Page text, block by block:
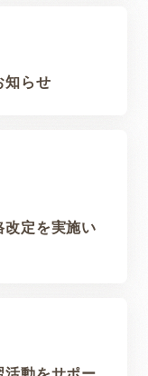
知らせ
改定を実施い